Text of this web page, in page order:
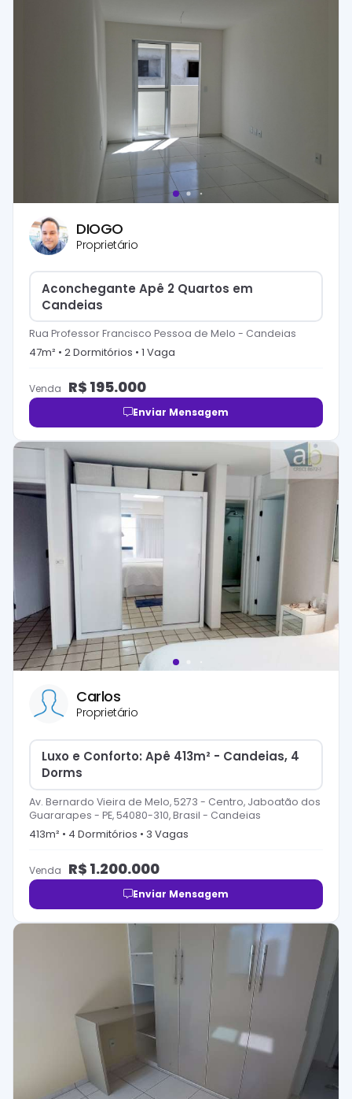
DIOGO
Proprietário
Aconchegante Apê 2 Quartos em
Candeias
Rua Professor Francisco Pessoa de Melo - Candeias
47m² • 2Dormitórios • 1 Vaga
Venda R$ 195.000
Enviar Mensagem
Carlos
Proprietário
Luxo e Conforto: Apê 413m² - Candeias, 4
Dorms
Av. Bernardo Vieira de Melo, 5273 - Centro, Jaboatão dos
Guararapes - PE, 54080-310, Brasil - Candeias
413m² • 4 Dormitórios • 3 Vagas
Venda R$ 1.200.000
Enviar Mensagem